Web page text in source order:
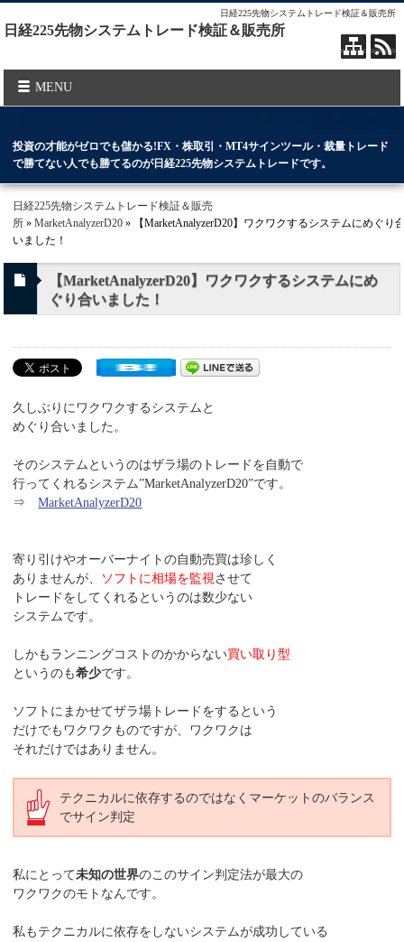
日経225先物システムトレード検証＆販売所
日経225先物システムトレード検証＆販売所
MENU
投資の才能がゼロでも儲かる!FX・株取引・MT4サインツール・裁量トレード
で勝てない人でも勝てるのが日経225先物システムトレードです。
日経225先物システムトレード検証＆販売
所 »MarketAnalyzerD20 » 【MarketAnalyzerD20】ワクワクするシステムにめぐり
いました！
【MarketAnalyzerD20】ワクワクするシステムにめ
ぐり合いました！
久しぶりにワクワクするシステムと
めぐり合いました。
そのシステムというのはザラ場のトレードを自動で
行ってくれるシステム”MarketAnalyzerD20”です。
⇒MarketAnalyzerD20
寄り引けやオーバーナイトの自動売買は珍しく
ありませんが、
ソフトに相場を監視させて
トレードをしてくれるというのは数少ない
システムです。
しかもランニングコストのかからない買い取り型
というのも希少です。
ソフトにまかせてザラ場トレードをするという
だけでもワクワクものですが、ワクワクは
それだけではありません。
テクニカルに依存するのではなくマーケットのバランス
でサイン判定
私にとって未知の世界のこのサイン判定法が最大の
ワクワクのモトなんです。
私もテクニカルに依存をしないシステムが成功している